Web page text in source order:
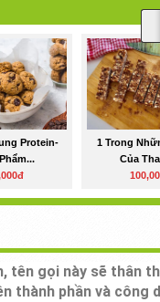
Protein-
1 Trong
Của
tên gọi này sẽ thân
thành phần và công